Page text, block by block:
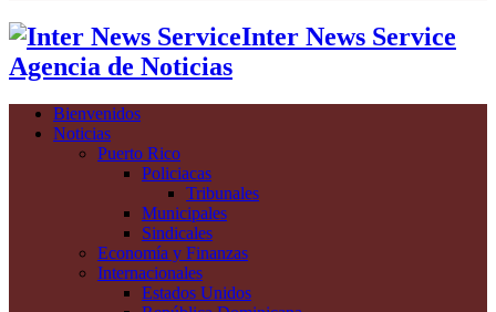
Inter News Service
Agencia de Noticias
Bienvenidos
Noticias
Puerto Rico
Policiacas
Tribunales
Municipales
Sindicales
Economía y Finanzas
Internacionales
Estados Unidos